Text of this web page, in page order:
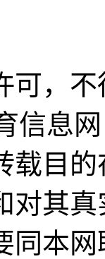
可，
息网
载目
对其
同本